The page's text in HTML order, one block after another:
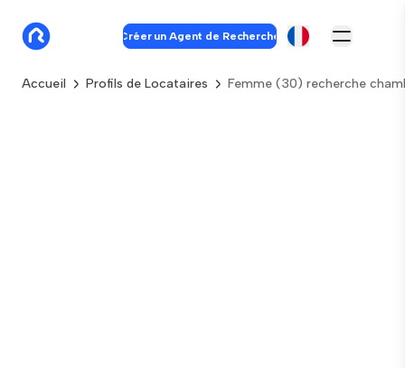
Créer un Agent de Recherche
Accueil Profils de Locataires Femme (30) recherche